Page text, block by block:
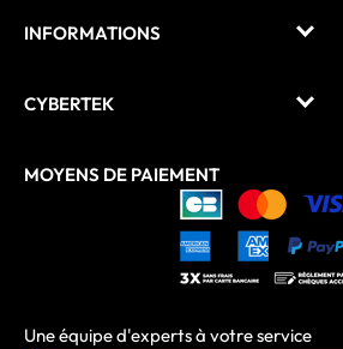
INFORMATIONS
CYBERTEK
MOYENS DE PAIEMENT
Une équipe d'experts à votre service